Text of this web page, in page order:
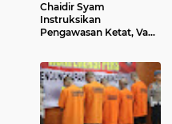
Chaidir Syam
Instruksikan
Pengawasan Ketat, Vape